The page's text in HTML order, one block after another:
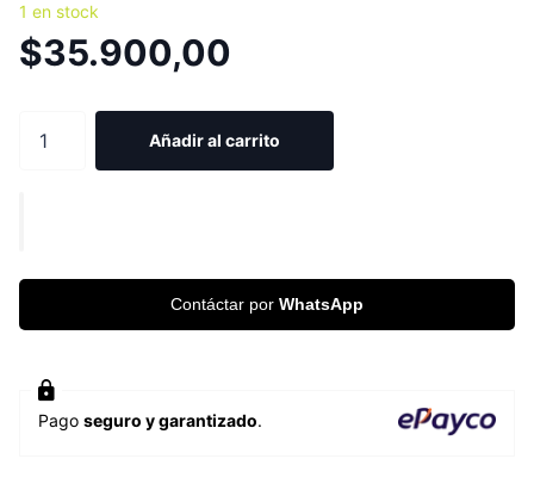
1 en stock
$35.900,00
Añadir al carrito
Contáctar por WhatsApp
Pago seguro y garantizado.